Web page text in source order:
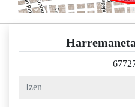
izen